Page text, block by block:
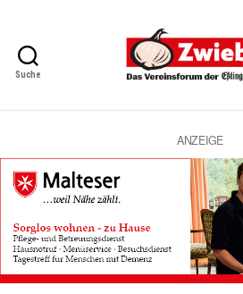
Suche
Eßlinger
Zeitung
ANZEIGE